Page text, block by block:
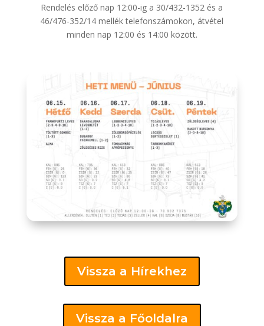
Rendelés előző nap 12:00-ig a 30/432-1352 és a
46/476-352/14 mellék telefonszámokon, átvétel
minden nap 12:00 és 14:00 között.
Vissza a Hírekhez
Vissza a Főoldalra